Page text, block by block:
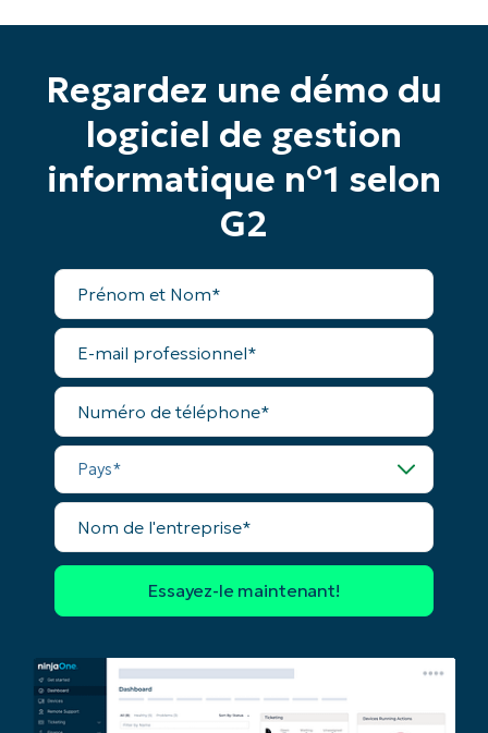
Regardez une démo du
logiciel de gestion
informatique n°1 selon
G2
Prénom
Nom*
E-
mail
professionnel*
Numéro
téléphone*
Pays*
Nom
l'entreprise*
email*
number*